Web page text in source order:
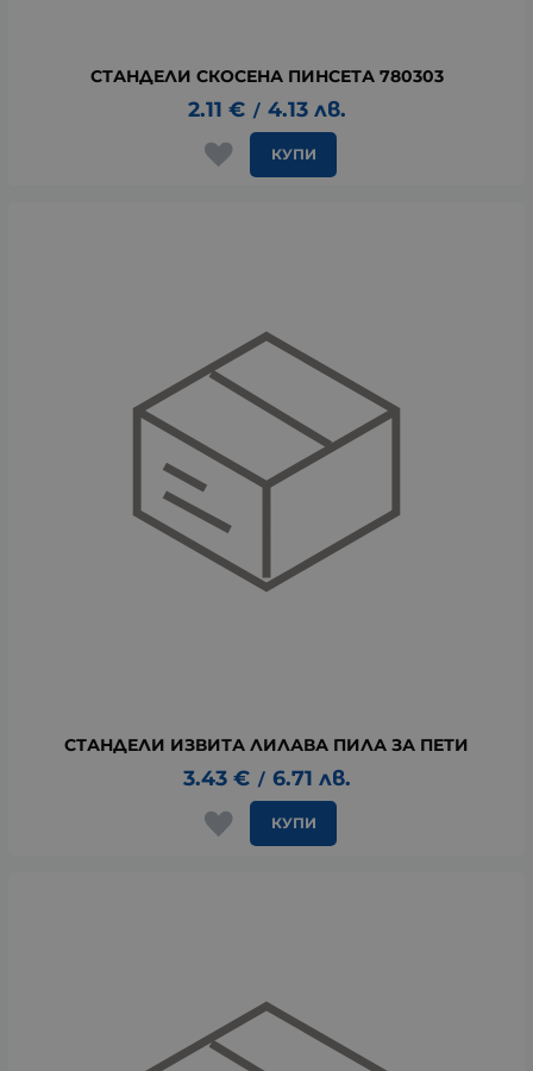
СТАНДЕЛИ СКОСЕНА ПИНСЕТА 780303
2.11 € / 4.13 лв.
КУПИ
СТАНДЕЛИ ИЗВИТА ЛИЛАВА ПИЛА ЗА ПЕТИ
3.43 € / 6.71 лв.
КУПИ